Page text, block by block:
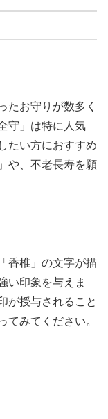
たお守りが数多く
守」は特に人気
たい方におすすめ
や、不老長寿を願
香椎」の文字が描
い印象を与えま
が授与されること
てみてください。